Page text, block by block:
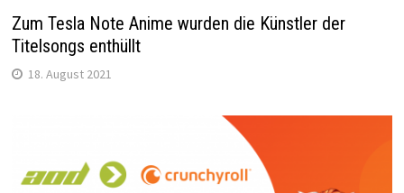
Zum Tesla Note Anime wurden die Künstler der
Titelsongs enthüllt
18. August 2021